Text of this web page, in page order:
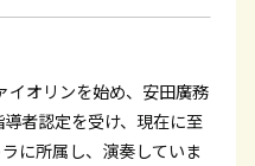
イオリンを始め、安田廣務
者認定を受け、現在に至
に所属し、演奏していま